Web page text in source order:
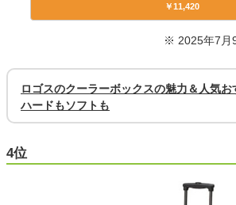
￥11,420
※ 2025年7月
ロゴスのクーラーボックスの魅力＆人気お
ハードもソフトも
4位